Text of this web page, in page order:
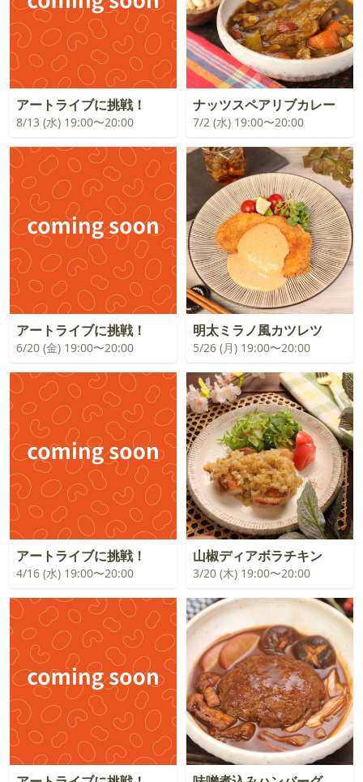
アートライブに挑戦！
8/13 (水) 19:00〜20:00
ナッツスペアリブカレー
7/2 (水) 19:00〜20:00
アートライブに挑戦！
6/20 (金) 19:00〜20:00
明太ミラノ風カツレツ
5/26 (月) 19:00〜20:00
アートライブに挑戦！
4/16 (水) 19:00〜20:00
山椒ディアボラチキン
3/20 (木) 19:00〜20:00